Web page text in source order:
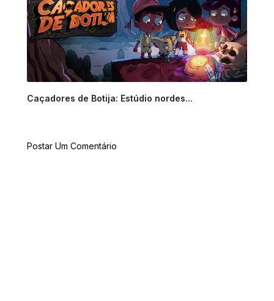
Caçadores de Botija: Estúdio nordes...
Postar Um Comentário